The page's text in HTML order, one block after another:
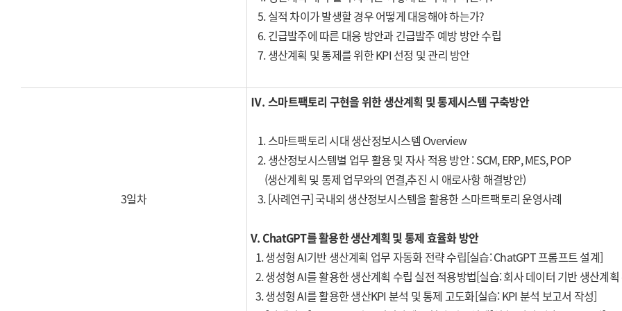
5. 실적 차이가 발생할 경우 어떻게 대응해야 하는가?
6. 긴급발주에 따른 대응 방안과 긴급발주 예방 방안 수립
7. 생산계획 및 통제를 위한 KPI 선정 및 관리 방안
3일차
Ⅳ. 스마트팩토리 구현을 위한 생산계획 및 통제시스템 구축방안
1. 스마트팩토리 시대 생산정보시스템 Overview
2. 생산정보시스템별 업무 활용 및 자사 적용 방안 : SCM, ERP, MES, POP
(생산계획 및 통제 업무와의 연결,추진 시 애로사항 해결방안)
3. [사례연구] 국내외 생산정보시스템을 활용한 스마트팩토리 운영사례
V. ChatGPT를 활용한 생산계획 및 통제 효율화 방안
1. 생성형 AI기반 생산계획 업무 자동화 전략 수립[실습: ChatGPT 프롬프트 설계]
2. 생성형 AI를 활용한 생산계획 수립 실전 적용방법[실습: 회사 데이터 기반 생산계
3. 생성형 AI를 활용한 생산KPI 분석 및 통제 고도화[실습: KPI 분석 보고서 작성]